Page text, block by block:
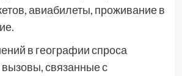
авиабилеты, проживание в
в географии спроса
связанные с